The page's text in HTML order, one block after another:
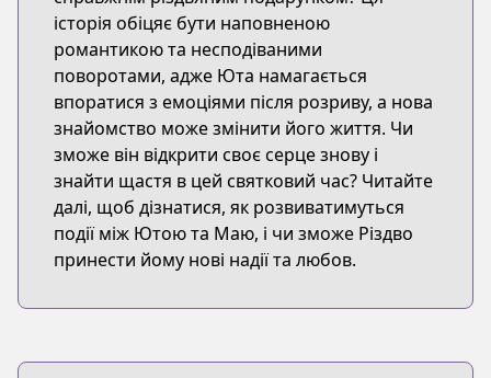
історія обіцяє бути наповненою
романтикою та несподіваними
поворотами, адже Юта намагається
впоратися з емоціями після розриву, а нова
знайомство може змінити його життя. Чи
зможе він відкрити своє серце знову і
знайти щастя в цей святковий час? Читайте
далі, щоб дізнатися, як розвиватимуться
події між Ютою та Маю, і чи зможе Різдво
принести йому нові надії та любов.